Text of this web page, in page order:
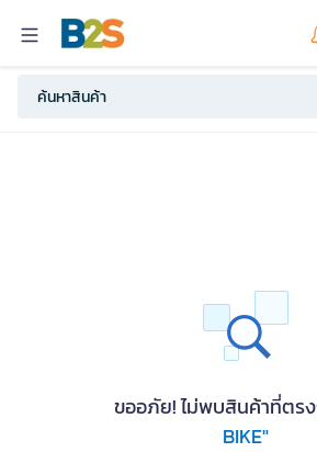
ขออภัย! ไม่พบสินค้าที่ตร
BIKE"